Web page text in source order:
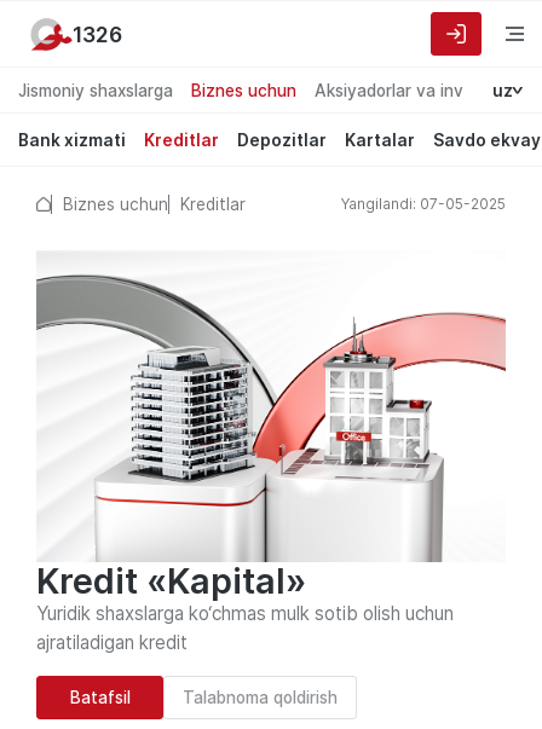
Jismoniy shaxslarga Biznes uchun Aksiyadorlar va investorlarga
uz
Bank xizmati Kreditlar Depozitlar Kartalar Savdo
1326
Biznes uchun Kreditlar Yangilandi: 07-05-2025
Kredit «Kapital»
Yuridik shaxslarga ko‘chmas mulk sotib olish uchun
ajratiladigan kredit
Batafsil Talabnoma qoldirish